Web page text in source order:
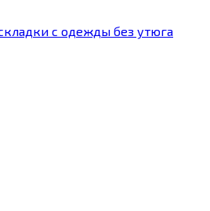
с одежды без утюга